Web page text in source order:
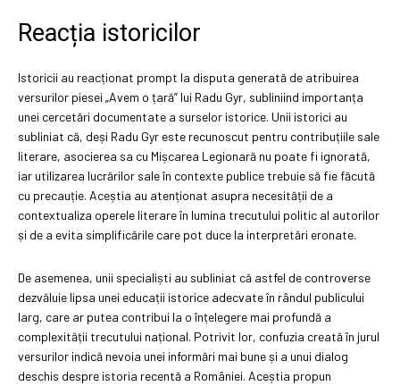
Reacția istoricilor
Istoricii au reacționat prompt la disputa generată de atribuirea
versurilor piesei „Avem o țară” lui Radu Gyr, subliniind importanța
unei cercetări documentate a surselor istorice. Unii istorici au
subliniat că, deși Radu Gyr este recunoscut pentru contribuțiile sale
literare, asocierea sa cu Mișcarea Legionară nu poate fi ignorată,
iar utilizarea lucrărilor sale în contexte publice trebuie să fie făcută
cu precauție. Aceștia au atenționat asupra necesității de a
contextualiza operele literare în lumina trecutului politic al autorilor
și de a evita simplificările care pot duce la interpretări eronate.
De asemenea, unii specialiști au subliniat că astfel de controverse
dezvăluie lipsa unei educații istorice adecvate în rândul publicului
larg, care ar putea contribui la o înțelegere mai profundă a
complexității trecutului național. Potrivit lor, confuzia creată în jurul
versurilor indică nevoia unei informări mai bune și a unui dialog
deschis despre istoria recentă a României. Aceștia propun